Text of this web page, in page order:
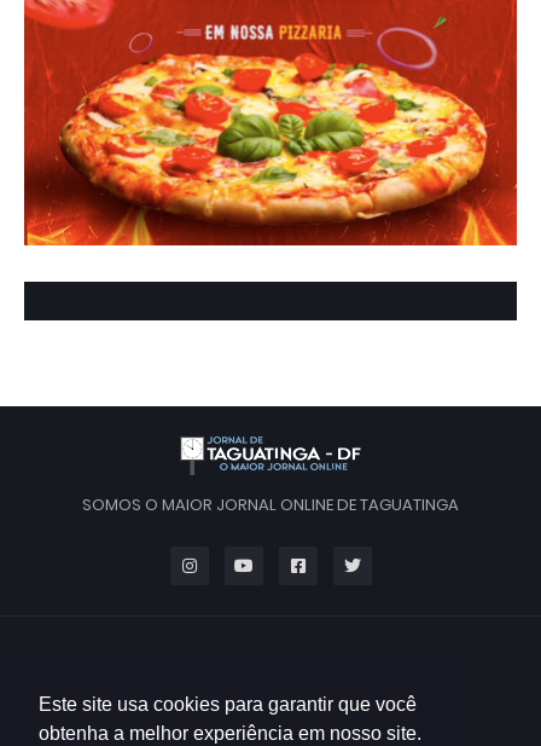
Este site usa cookies para garantir que você
obtenha a melhor experiência em nosso site.
SOMOS O MAIOR JORNAL ONLINE DE TAGUATINGA